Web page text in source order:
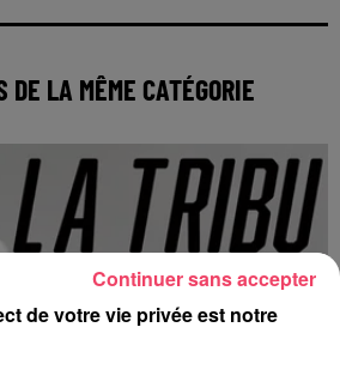
DE LA MÊME CATÉGORIE
de votre vie privée est notre
Continuer sans accepter